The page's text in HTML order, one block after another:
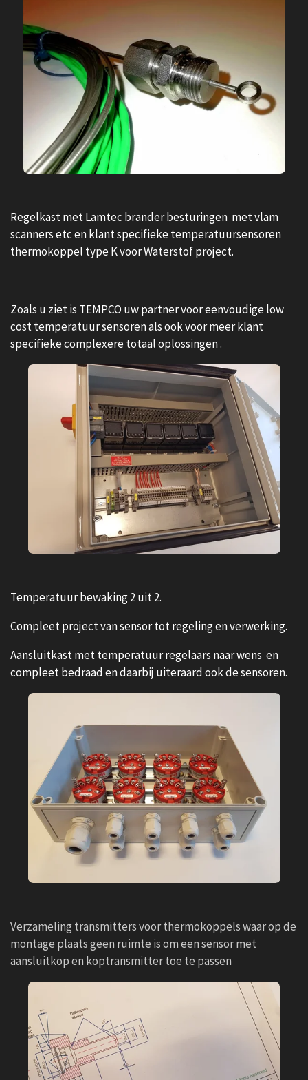
Regelkast met Lamtec brander besturingen met vlam
scanners etc en klant specifieke temperatuursensoren
thermokoppel type K voor Waterstof project.
Zoals u ziet is TEMPCO uw partner voor eenvoudige low
cost temperatuur sensoren als ook voor meer klant
specifieke complexere totaal oplossingen .
Temperatuur bewaking 2 uit 2.
Compleet project van sensor tot regeling en verwerking.
Aansluitkast met temperatuur regelaars naar wens en
compleet bedraad en daarbij uiteraard ook de sensoren.
Verzameling transmitters voor thermokoppels waar op de
montage plaats geen ruimte is om een sensor met
aansluitkop en koptransmitter toe te passen